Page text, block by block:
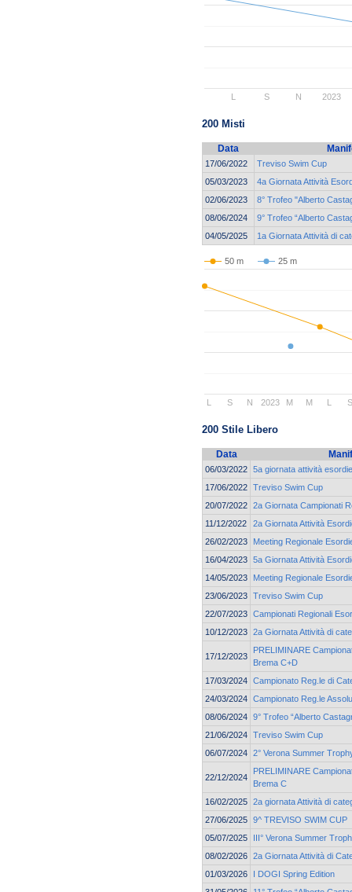
2023
L S N
200 Misti
Data
17/06/2022
Treviso Swim Cup
05/03/2023
4a Giornata Attività
02/06/2023
8° Trofeo "Alberto
08/06/2024
9° Trofeo “Alberto
04/05/2025
1a Giornata Attività di
50 m 25 m
2023
L S N M M L S
200 Stile Libero
Data
06/03/2022 5a giornata attività
17/06/2022 Treviso Swim Cup
20/07/2022 2a Giornata Campionati
11/12/2022
2a Giornata Attività
26/02/2023
Meeting Regionale
16/04/2023 5a Giornata Attività
14/05/2023
Meeting Regionale
23/06/2023 Treviso Swim Cup
22/07/2023 Campionati Regionali
10/12/2023 2a Giornata Attività di
17/12/2023
PRELIMINARE
Brema C+D
17/03/2024 Campionato Reg.le di
24/03/2024 Campionato Reg.le
08/06/2024 9° Trofeo “Alberto
21/06/2024 Treviso Swim Cup
06/07/2024 2° Verona Summer
22/12/2024
PRELIMINARE
Brema C
16/02/2025 2a giornata Attività di
27/06/2025 9^ TREVISO SWIM CUP
05/07/2025
III° Verona Summer
08/02/2026 2a Giornata Attività di
01/03/2026
I DOGI Spring Edition